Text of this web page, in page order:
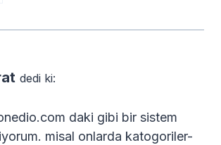
dedi ki:
daki gibi bir sistem
misal onlarda katogoriler-